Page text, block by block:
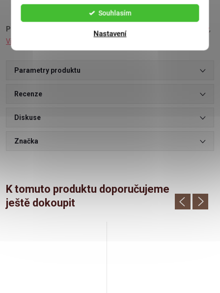
Souhlasím
Nastavení
Podívejte se také na: Bonboniéra mořské plody Máslové sušenky,
Višně v čokoládě
Parametry produktu
Recenze
Diskuse
Značka
K tomuto produktu doporučujeme
ještě dokoupit